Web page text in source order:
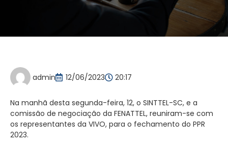
admin 12/06/2023 20:17
Na manhã desta segunda-feira, 12, o SINTTEL-SC, e a
comissão de negociação da FENATTEL, reuniram-se com
os representantes da VIVO, para o fechamento do PPR
2023.